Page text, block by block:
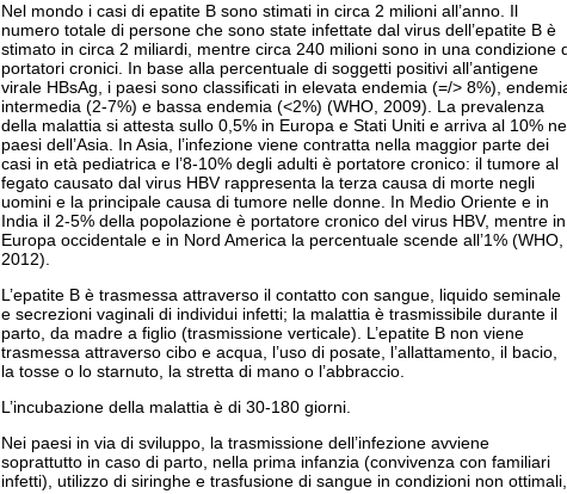
Nel mondo i casi di epatite B sono stimati in circa 2 milioni all’anno. Il
numero totale di persone che sono state infettate dal virus dell’epatite B è
stimato in circa 2 miliardi, mentre circa 240 milioni sono in una condizione
portatori cronici. In base alla percentuale di soggetti positivi all’antigene
virale HBsAg, i paesi sono classificati in elevata endemia (=/> 8%),
intermedia (2-7%) e bassa endemia (<2%) (WHO, 2009). La prevalenza
della malattia si attesta sullo 0,5% in Europa e Stati Uniti e arriva al 10%
paesi dell’Asia. In Asia, l’infezione viene contratta nella maggior parte dei
casi in età pediatrica e l’8-10% degli adulti è portatore cronico: il tumore al
fegato causato dal virus HBV rappresenta la terza causa di morte negli
uomini e la principale causa di tumore nelle donne. In Medio Oriente e in
India il 2-5% della popolazione è portatore cronico del virus HBV, mentre in
Europa occidentale e in Nord America la percentuale scende all’1% (WHO,
2012).
L’epatite B è trasmessa attraverso il contatto con sangue, liquido seminale
e secrezioni vaginali di individui infetti; la malattia è trasmissibile durante il
parto, da madre a figlio (trasmissione verticale). L’epatite B non viene
trasmessa attraverso cibo e acqua, l’uso di posate, l’allattamento, il bacio,
la tosse o lo starnuto, la stretta di mano o l’abbraccio.
L’incubazione della malattia è di 30-180 giorni.
Nei paesi in via di sviluppo, la trasmissione dell’infezione avviene
soprattutto in caso di parto, nella prima infanzia (convivenza con familiari
infetti), utilizzo di siringhe e trasfusione di sangue in condizioni non ottimali,